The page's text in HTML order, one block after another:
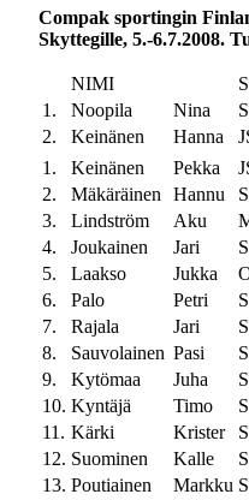
Compak sportingin
Skyttegille, 5.-6.7.2008.
NIMI
1.
Noopila Nina
2.
Keinänen Hanna
1.
Keinänen Pekka
2.
Mäkäräinen Hannu
3.
Lindström Aku
4.
Joukainen Jari
5.
Laakso Jukka
6.
Palo Petri
7.
Rajala Jari
8.
Sauvolainen Pasi
9.
Kytömaa Juha
10. Kyntäjä Timo
11. Kärki Krister
12. Suominen Kalle
13. Poutiainen Markku